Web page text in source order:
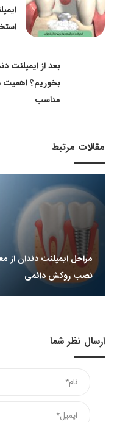
استخوان
بعد از ایمپلنت
بخوریم؟ اهمیت
مناسب
مقالات مرتبط
مراحل ایمپلنت دندان از
نصب روکش دائمی
ارسال نظر شما